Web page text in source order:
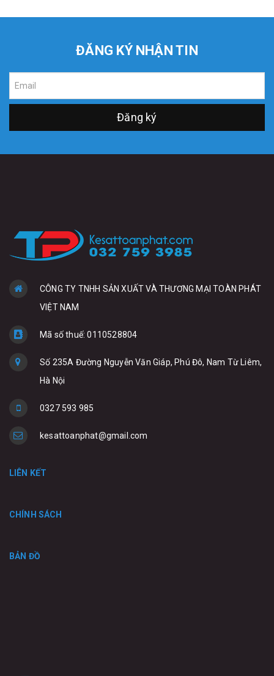
ĐĂNG KÝ NHẬN TIN
Đăng ký
CÔNG TY TNHH SẢN XUẤT VÀ THƯƠNG MẠI TOÀN PHÁT
VIỆT NAM
Mã số thuế: 0110528804
Số 235A Đường Nguyễn Văn Giáp, Phú Đô, Nam Từ Liêm,
Hà Nội
0327 593 985
kesattoanphat@gmail.com
LIÊN KẾT
CHÍNH SÁCH
BẢN ĐỒ